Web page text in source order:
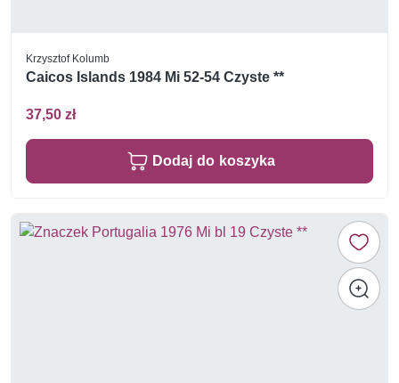
Krzysztof Kolumb
Caicos Islands 1984 Mi 52-54 Czyste **
37,50 zł
Dodaj do koszyka